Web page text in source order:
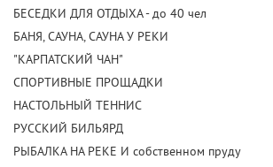
БЕСЕДКИ ДЛЯ ОТДЫХА - до 40 чел
БАНЯ, САУНА, САУНА У РЕКИ
"КАРПАТСКИЙ ЧАН"
СПОРТИВНЫЕ ПРОЩАДКИ
НАСТОЛЬНЫЙ ТЕННИС
РУССКИЙ БИЛЬЯРД
РЫБАЛКА НА РЕКЕ И собственном пруду